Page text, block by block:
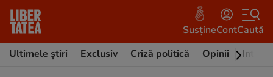
SusțineContCaută
Ultimele știri
Exclusiv Criză politică Opinii